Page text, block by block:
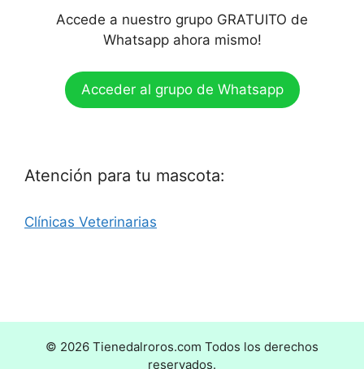
Accede a nuestro grupo GRATUITO de
Whatsapp ahora mismo!
Acceder al grupo de Whatsapp
Atención para tu mascota:
Clínicas Veterinarias
© 2026 Tienedalroros.com Todos los derechos
reservados.